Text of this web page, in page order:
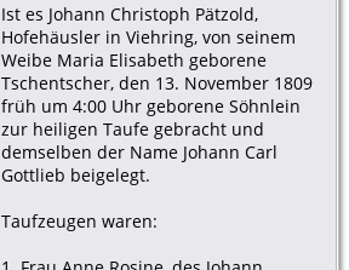
Ist es Johann Christoph Pätzold,
Hofehäusler in Viehring, von seinem
Weibe Maria Elisabeth geborene
Tschentscher, den 13. November 1809
früh um 4:00 Uhr geborene Söhnlein
zur heiligen Taufe gebracht und
demselben der Name Johann Carl
Gottlieb beigelegt.
Taufzeugen waren: